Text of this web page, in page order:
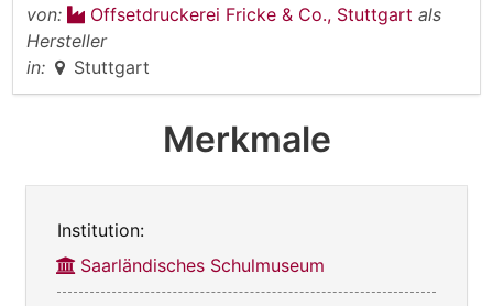
von:
Offsetdruckerei Fricke & Co., Stuttgart als
Hersteller
in:
Stuttgart
Merkmale
Institution:
Saarländisches Schulmuseum